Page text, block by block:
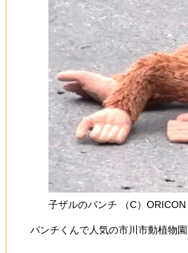
子ザルのパンチ （C）ORICON
パンチくんで人気の市川市動植物